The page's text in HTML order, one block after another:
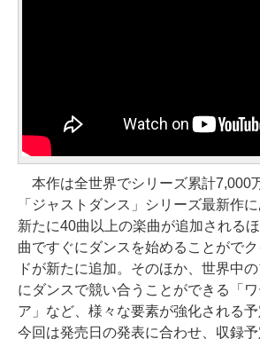
本作は全世界でシリーズ累計7,000
「ジャストダンス」シリーズ最新作
新たに40曲以上の楽曲が追加される
曲ですぐにダンスを始めることがで
ドが新たに追加。そのほか、世界中
にダンスで競い合うことができる「
ア」など、様々な要素が強化される予
今回は発売日の発表に合わせ、収録